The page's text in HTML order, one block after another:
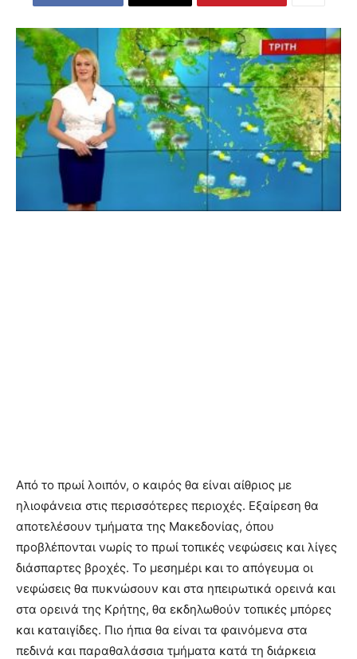
Από το πρωί λοιπόν, ο καιρός θα είναι αίθριος με
ηλιοφάνεια στις περισσότερες περιοχές. Εξαίρεση θα
αποτελέσουν τμήματα της Μακεδονίας, όπου
προβλέπονται νωρίς το πρωί τοπικές νεφώσεις και λίγες
διάσπαρτες βροχές. Το μεσημέρι και το απόγευμα οι
νεφώσεις θα πυκνώσουν και στα ηπειρωτικά ορεινά και
στα ορεινά της Κρήτης, θα εκδηλωθούν τοπικές μπόρες
και καταιγίδες. Πιο ήπια θα είναι τα φαινόμενα στα
πεδινά και παραθαλάσσια τμήματα κατά τη διάρκεια